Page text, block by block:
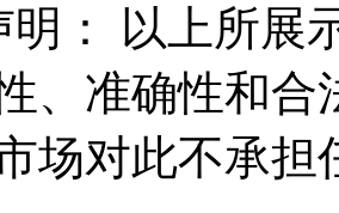
明： 以上所展
、准确性和合
场对此不承担